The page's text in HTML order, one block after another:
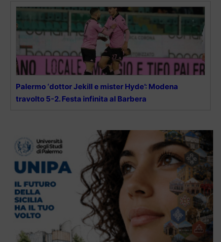
Palermo ‘dottor Jekill e mister Hyde’: Modena
travolto 5-2. Festa infinita al Barbera